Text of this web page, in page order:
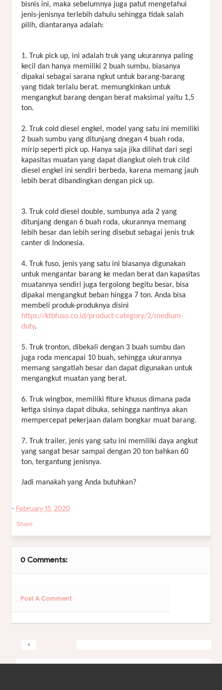
bisnis ini, maka sebelumnya juga patut mengetahui
jenis-jenisnya terlebih dahulu sehingga tidak salah
pilih, diantaranya adalah:
1. Truk pick up, ini adalah truk yang ukurannya paling
kecil dan hanya memiliki 2 buah sumbu, biasanya
dipakai sebagai sarana ngkut untuk barang-barang
yang tidak terlalu berat. memungkinkan untuk
mengangkut barang dengan berat maksimal yaitu 1,5
ton.
2. Truk cold diesel engkel, model yang satu ini memiliki
2 buah sumbu yang ditunjang dnegan 4 buah roda,
mirip seperti pick up. Hanya saja jika dilihat dari segi
kapasitas muatan yang dapat diangkut oleh truk cild
diesel engkel ini sendiri berbeda, karena memang jauh
lebih berat dibandingkan dengan pick up.
3. Truk cold diesel double, sumbunya ada 2 yang
ditunjang dengan 6 buah roda, ukurannya memang
lebih besar dan lebih sering disebut sebagai jenis truk
canter di Indonesia.
4. Truk fuso, jenis yang satu ini biasanya digunakan
untuk mengantar barang ke medan berat dan kapasitas
muatannya sendiri juga tergolong begitu besar, bisa
dipakai mengangkut beban hingga 7 ton. Anda bisa
membeli produk-produknya disini
https://ktbfuso.co.id/product-category/2/medium-
duty.
5. Truk tronton, dibekali dengan 3 buah sumbu dan
juga roda mencapai 10 buah, sehingga ukurannya
memang sangatlah besar dan dapat digunakan untuk
mengangkut muatan yang berat.
6. Truk wingbox, memiliki fiture khusus dimana pada
ketiga sisinya dapat dibuka, sehingga nantinya akan
mempercepat pekerjaan dalam bongkar muat barang.
7. Truk trailer, jenis yang satu ini memiliki daya angkut
yang sangat besar sampai dengan 20 ton bahkan 60
ton, tergantung jenisnya.
Jadi manakah yang Anda butuhkan?
- February 15, 2020
Share
0 Comments:
Post A Comment
‹
View web version